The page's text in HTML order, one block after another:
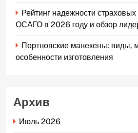
Рейтинг надежности
ОСАГО в 2026 году и обзор
Портновские манекены: виды,
особенности изготовления
Архив
Июль 2026